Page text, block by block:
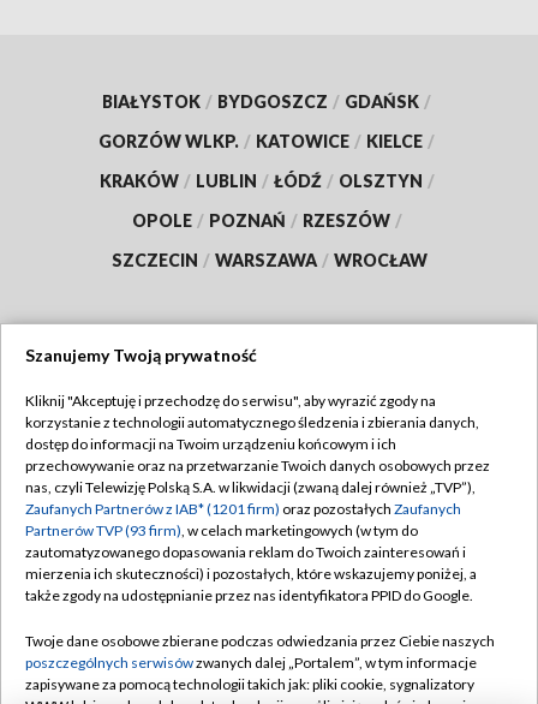
BIAŁYSTOK / BYDGOSZCZ / GDAŃSK /
GORZÓW WLKP. / KATOWICE / KIELCE /
KRAKÓW / LUBLIN / ŁÓDŹ / OLSZTYN /
OPOLE / POZNAŃ / RZESZÓW /
SZCZECIN / WARSZAWA / WROCŁAW
TVP
Abonament TVP
Emisja w TVP
Centrum informacji TVP
Naziemna Telewizja Cyfrowa
Rada Programowa
System NOS
Regulamin TVP
Polityka prywatności
Moje zgody
Pomoc
Kontakt
Szanujemy Twoją prywatność
Kliknij "Akceptuję i przechodzę do serwisu", aby wyrazić zgody na
korzystanie z technologii automatycznego śledzenia i zbierania danych,
dostęp do informacji na Twoim urządzeniu końcowym i ich
przechowywanie oraz na przetwarzanie Twoich danych osobowych przez
nas, czyli Telewizję Polską S.A. w likwidacji (zwaną dalej również „TVP”),
Zaufanych Partnerów z IAB* (1201 firm) oraz pozostałych Zaufanych
Partnerów TVP (93 firm), w celach marketingowych (w tym do
zautomatyzowanego dopasowania reklam do Twoich zainteresowań i
mierzenia ich skuteczności) i pozostałych, które wskazujemy poniżej, a
także zgody na udostępnianie przez nas identyfikatora PPID do Google.
Twoje dane osobowe zbierane podczas odwiedzania przez Ciebie naszych
poszczególnych serwisówzwanych dalej „Portalem”, w tym informacje
zapisywane za pomocą technologii takich jak: pliki cookie, sygnalizatory